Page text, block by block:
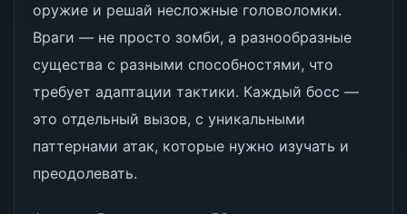
оружие и решай несложные головоломки.
Враги — не просто зомби, а разнообразные
существа с разными способностями, что
требует адаптации тактики. Каждый босс —
это отдельный вызов, с уникальными
паттернами атак, которые нужно изучать и
преодолевать.